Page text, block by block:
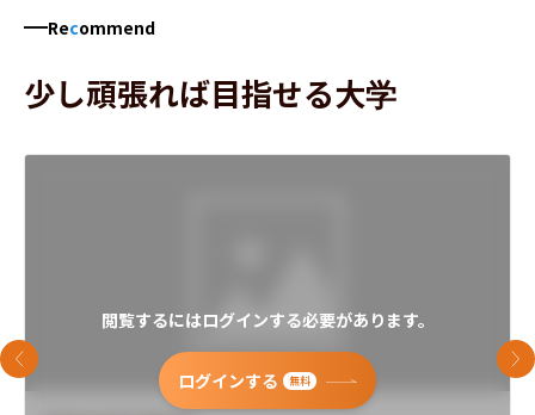
Recommend
少し頑張れば目指せる大学
閲覧するにはログインする必要があります。
ログインする 無料
前のスライド 次